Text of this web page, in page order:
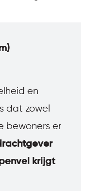
en
dat zowel
bewoners er
krijgt